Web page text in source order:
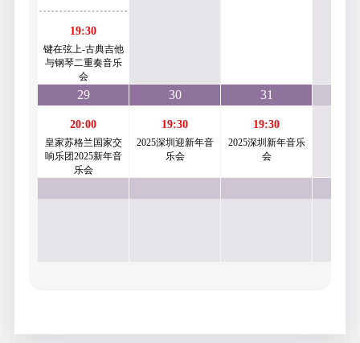
19:30
键在弦上-古典吉他
与钢琴二重奏音乐
会
29
20:00
皇家苏格兰国家交
响乐团2025新年音
乐会
30
19:30
2025深圳迎新年音
乐会
31
19:30
2025深圳新年音乐
会